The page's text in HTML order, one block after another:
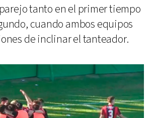
tanto en el primer tiempo
cuando ambos equipos
de inclinar el tanteador.